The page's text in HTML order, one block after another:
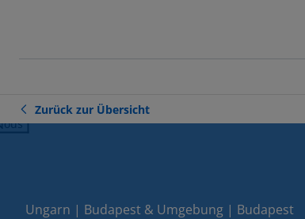
Zurück zur Übersicht
Ungarn | Budapest & Umgebung | Budapest